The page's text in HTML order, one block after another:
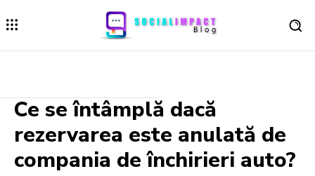
Ce se întâmplă dacă
rezervarea este anulată de
compania de închirieri auto?